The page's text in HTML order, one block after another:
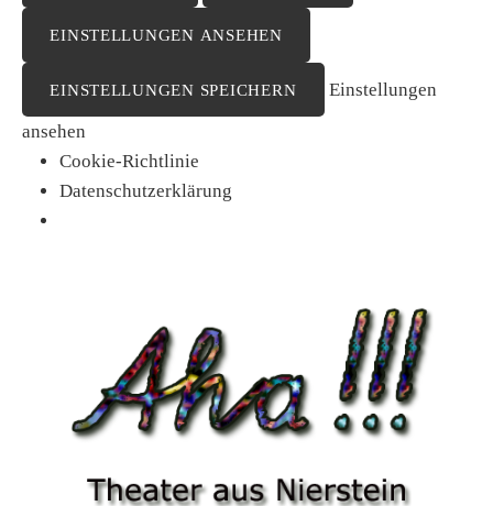
EINSTELLUNGEN ANSEHEN
EINSTELLUNGEN SPEICHERN Einstellungen
ansehen
Cookie-Richtlinie
Datenschutzerklärung